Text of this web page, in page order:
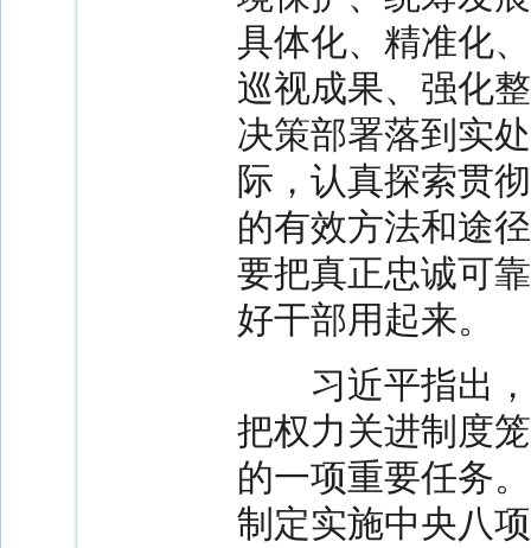
具体化、精准化
巡视成果、强化
决策部署落到实
际，认真探索贯
的有效方法和途
要把真正忠诚可
好干部用起来。
习近平指出，
把权力关进制度
的一项重要任务
制定实施中央八